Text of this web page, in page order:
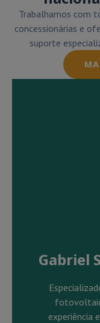
Trabalhamos com
concessionárias e
suporte
Gabriel
experiência